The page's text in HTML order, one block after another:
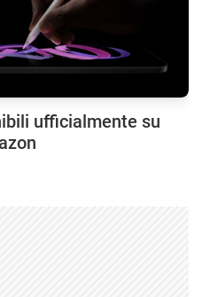
ufficialmente su